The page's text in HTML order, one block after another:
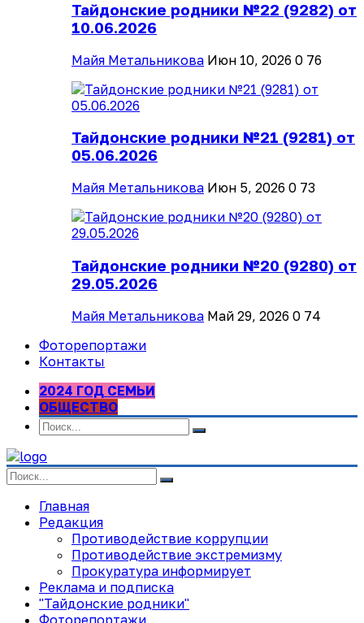
Тайдонские родники №22 (9282) от
10.06.2026
Майя Метальникова Июн 10, 2026 0 76
Тайдонские родники №21 (9281) от
05.06.2026
Майя Метальникова Июн 5, 2026 0 73
Тайдонские родники №20 (9280) от
29.05.2026
Майя Метальникова Май 29, 2026 0 74
Фоторепортажи
Контакты
2024 ГОД СЕМЬИ
ОБЩЕСТВО
Главная
Редакция
Противодействие коррупции
Противодействие экстремизму
Прокуратура информирует
Реклама и подписка
"Тайдонские родники"
Фоторепортажи